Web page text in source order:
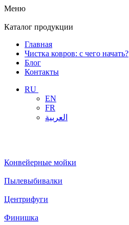
Меню
Каталог продукции
Главная
Чистка ковров: с чего начать?
Блог
Контакты
RU
EN
FR
العربية
Конвейерные мойки
Пылевыбивалки
Центрифуги
Финишка